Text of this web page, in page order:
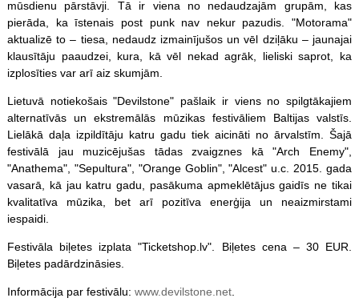
mūsdienu pārstāvji. Tā ir viena no nedaudzajām grupām, kas
pierāda, ka īstenais post punk nav nekur pazudis. "Motorama"
aktualizē to – tiesa, nedaudz izmainījušos un vēl dziļāku – jaunajai
klausītāju paaudzei, kura, kā vēl nekad agrāk, lieliski saprot, ka
izplosīties var arī aiz skumjām.
Lietuvā notiekošais "Devilstone" pašlaik ir viens no spilgtākajiem
alternatīvās un ekstremālās mūzikas festivāliem Baltijas valstīs.
Lielākā daļa izpildītāju katru gadu tiek aicināti no ārvalstīm. Šajā
festivālā jau muzicējušas tādas zvaigznes kā "Arch Enemy",
"Anathema", "Sepultura", "Orange Goblin", "Alcest" u.c. 2015. gada
vasarā, kā jau katru gadu, pasākuma apmeklētājus gaidīs ne tikai
kvalitatīva mūzika, bet arī pozitīva enerģija un neaizmirstami
iespaidi.
Festivāla biļetes izplata "Ticketshop.lv". Biļetes cena – 30 EUR.
Biļetes padārdzināsies.
Informācija par festivālu: www.devilstone.net.